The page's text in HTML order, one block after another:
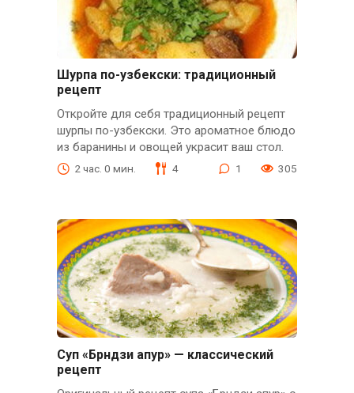
Шурпа по-узбекски: традиционный
рецепт
Откройте для себя традиционный рецепт
шурпы по-узбекски. Это ароматное блюдо
из баранины и овощей украсит ваш стол.
2 час. 0 мин. 4 1 305
Суп «Брндзи апур» — классический
рецепт